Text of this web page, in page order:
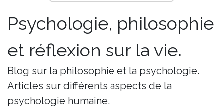
Psychologie, philosophie
et réflexion sur la vie.
Blog sur la philosophie et la psychologie.
Articles sur différents aspects de la
psychologie humaine.